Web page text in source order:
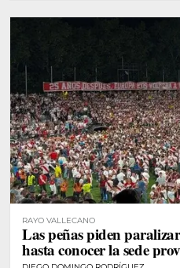
RAYO VALLECANO
Las peñas piden
hasta conocer la sede